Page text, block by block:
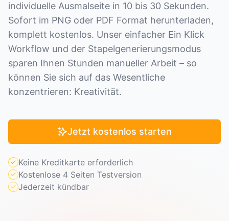
individuelle Ausmalseite in 10 bis 30 Sekunden.
Sofort im PNG oder PDF Format herunterladen,
komplett kostenlos. Unser einfacher Ein Klick
Workflow und der Stapelgenerierungsmodus
sparen Ihnen Stunden manueller Arbeit – so
können Sie sich auf das Wesentliche
konzentrieren: Kreativität.
Jetzt kostenlos starten
Keine Kreditkarte erforderlich
Kostenlose 4 Seiten Testversion
Jederzeit kündbar